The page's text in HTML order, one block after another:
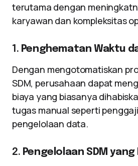
terutama dengan
karyawan dan kompleksitas
1. Penghematan Waktu
Dengan mengotomatiskan
SDM, perusahaan dapat
biaya yang biasanya
tugas manual seperti
pengelolaan data.
2. Pengelolaan SDM